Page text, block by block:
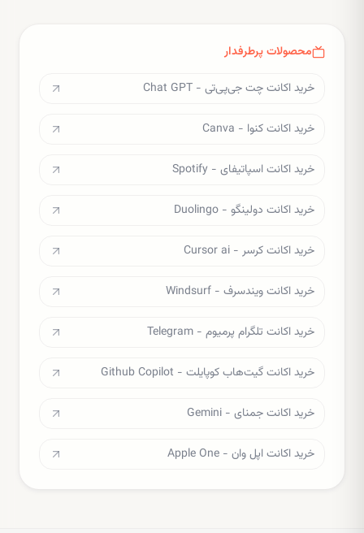
محصولات پرطرفدار
خرید اکانت چت جی‌پی‌تی - Chat GPT
خرید اکانت کنوا - Canva
خرید اکانت اسپاتیفای - Spotify
خرید اکانت دولینگو - Duolingo
خرید اکانت کرسر - Cursor ai
خرید اکانت ویندسرف - Windsurf
خرید اکانت تلگرام پرمیوم - Telegram
خرید اکانت گیت‌هاب کوپایلت - Github Copilot
خرید اکانت جمنای - Gemini
خرید اکانت اپل وان - Apple One